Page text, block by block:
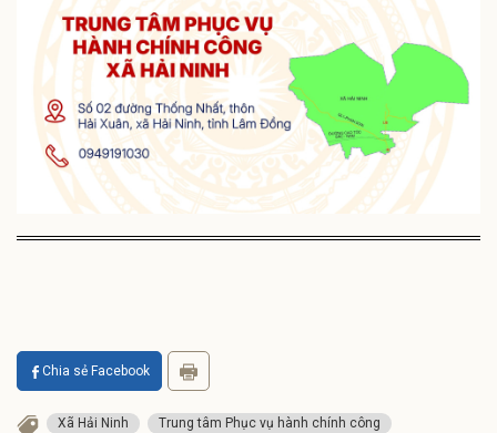
Chia sẻ Facebook
Xã Hải Ninh Trung tâm Phục vụ hành chính công